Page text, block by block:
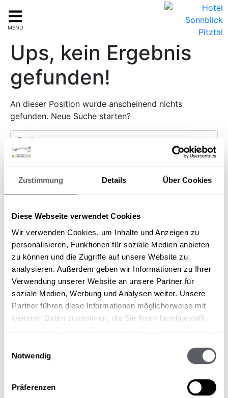
Zustimmung Details Über Cookies
Diese Webseite verwendet Cookies
Wir verwenden Cookies, um Inhalte und Anzeigen zu
personalisieren, Funktionen für soziale Medien anbieten
zu können und die Zugriffe auf unsere Website zu
analysieren. Außerdem geben wir Informationen zu Ihrer
Verwendung unserer Website an unsere Partner für
soziale Medien, Werbung und Analysen weiter. Unsere
Partner führen diese Informationen möglicherweise mit
weiteren Daten zusammen, die Sie ihnen bereitgestellt
Notwendig
Präferenzen
MENU
Ups, kein Ergebnis
gefunden!
An dieser Position wurde anscheinend nichts
gefunden. Neue Suche starten?
Leonhard im Pitztal. Familie Rainer begrüßt Euch
herzlich und freut sich, Euer Gastgeber zu sein!
SERVICE & INFOS
Startseite
Bewertungen